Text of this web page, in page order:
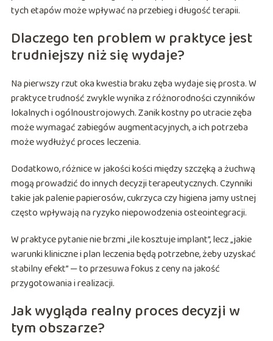
tych etapów może wpływać na przebieg i długość terapii.
Dlaczego ten problem w praktyce jest
trudniejszy niż się wydaje?
Na pierwszy rzut oka kwestia braku zęba wydaje się prosta. W
praktyce trudność zwykle wynika z różnorodności czynników
lokalnych i ogólnoustrojowych. Zanik kostny po utracie zęba
może wymagać zabiegów augmentacyjnych, a ich potrzeba
może wydłużyć proces leczenia.
Dodatkowo, różnice w jakości kości między szczęką a żuchwą
mogą prowadzić do innych decyzji terapeutycznych. Czynniki
takie jak palenie papierosów, cukrzyca czy higiena jamy ustnej
często wpływają na ryzyko niepowodzenia osteointegracji.
W praktyce pytanie nie brzmi „ile kosztuje implant”, lecz „jakie
warunki kliniczne i plan leczenia będą potrzebne, żeby uzyskać
stabilny efekt” — to przesuwa fokus z ceny na jakość
przygotowania i realizacji.
Jak wygląda realny proces decyzji w
tym obszarze?